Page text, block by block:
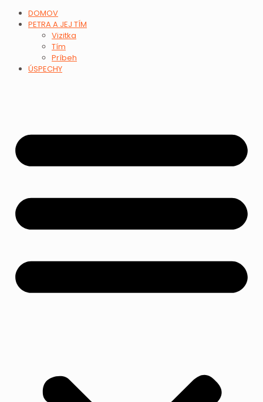
DOMOV
PETRA A JEJ TÍM
Vizitka
Tím
Príbeh
ÚSPECHY